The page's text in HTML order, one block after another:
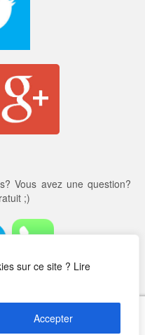
sur ce site ? Lire
Accepter
Vous avez une question?
;)
Contact